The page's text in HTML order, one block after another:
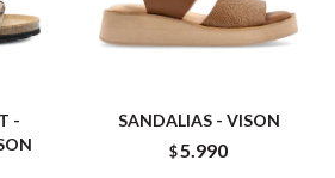
-
SANDALIAS - VISON
$5.990